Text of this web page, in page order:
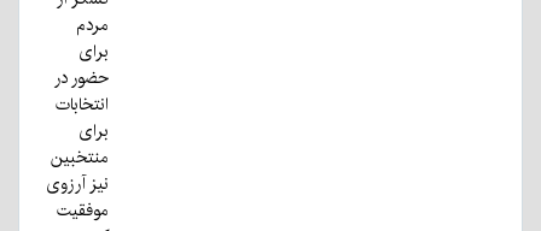
مردم
برای
حضور در
انتخابات
برای
منتخبین
نیز آرزوی
موفقیت